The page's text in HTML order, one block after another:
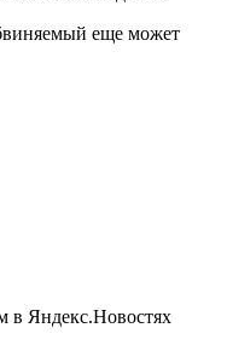
еще может
в Яндекс.Новостях